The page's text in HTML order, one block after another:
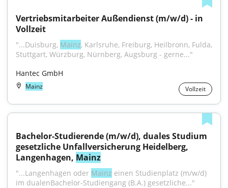
Vertriebsmitarbeiter Außendienst (m/w/d) - in
Vollzeit
"...Duisburg, Mainz, Karlsruhe, Freiburg, Heilbronn, Fulda,
Stuttgart, Würzburg, Nürnberg, Augsburg - gerne..."
Hantec GmbH
Mainz Vollzeit
Bachelor-Studierende (m/w/d), duales Studium
gesetzliche Unfallversicherung Heidelberg,
Langenhagen, Mainz
"...Langenhagen oder Mainz einen Studienplatz (m/w/d)
im dualenBachelor-Studiengang (B.A.) gesetzliche..."